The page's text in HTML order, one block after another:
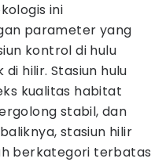
ini
parameter yang
kontrol di hulu
hilir. Stasiun hulu
kualitas habitat
stabil, dan
stasiun hilir
berkategori terbatas